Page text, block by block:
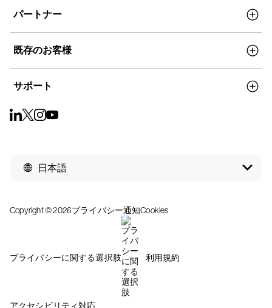
パートナー
既存のお客様
サポート
日本語
Copyright © 2026プライバシー通知Cookies
プライバシーに関する選択肢 利用規約
アクセシビリティ対応